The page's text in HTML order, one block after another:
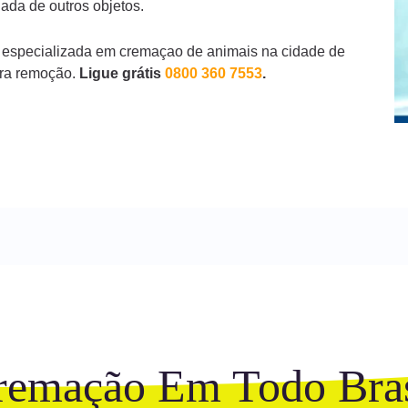
de outros objetos.
em cremaçao de animais na cidade de
remoção. Ligue grátis 0800 360 7553.
Em Todo